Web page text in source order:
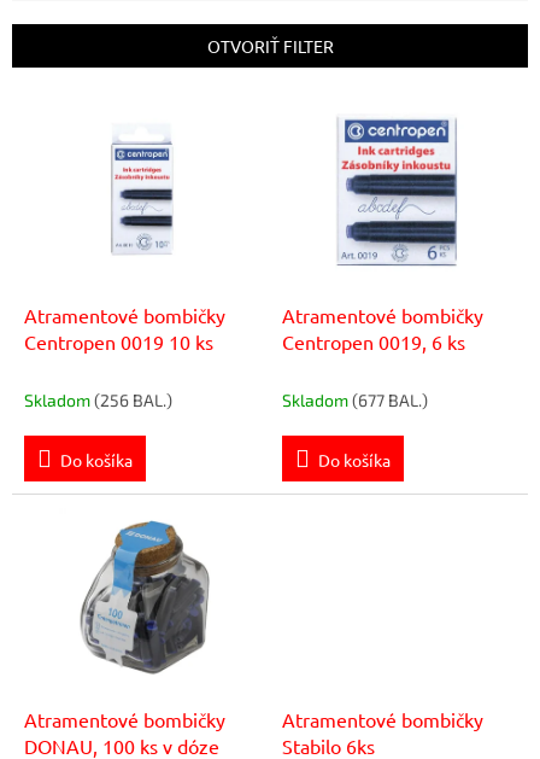
p
OTVORIŤ FILTER
dAtramentové bombičky
Centropen 0019 10 ks
Skladom(256 BAL.)
Do košíka
Atramentové bombičky
Centropen 0019, 6 ks
Skladom(677 BAL.)
Do košíka
Atramentové bombičky
DONAU, 100 ks v dóze
Atramentové bombičky
Stabilo 6ks